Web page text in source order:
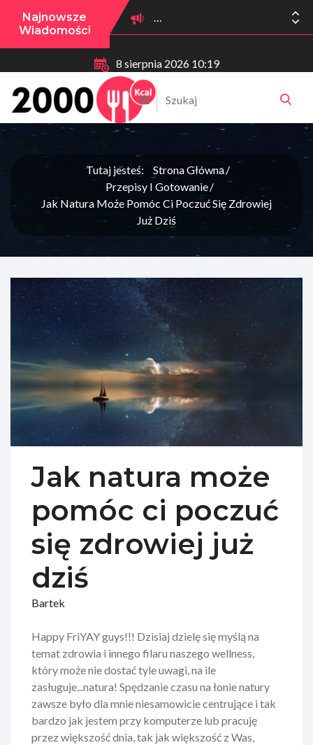
Najnowsze
Wiadomości
8 sierpnia 2026 10:19
Tutaj jesteś:
Strona Główna
Przepisy I Gotowanie
Jak Natura Może Pomóc Ci Poczuć Się Zdrowiej
Już Dziś
Jak natura może
pomóc ci poczuć
się zdrowiej już
dziś
Bartek
Happy FriYAY guys!!! Dzisiaj dzielę się myślą na
temat zdrowia i innego filaru naszego wellness,
który może nie dostać tyle uwagi, na ile
zasługuje...natura! Spędzanie czasu na łonie natury
zawsze było dla mnie niesamowicie centrujące i tak
bardzo jak jestem przy komputerze lub pracuję
przez większość dnia, tak jak większość z Was,